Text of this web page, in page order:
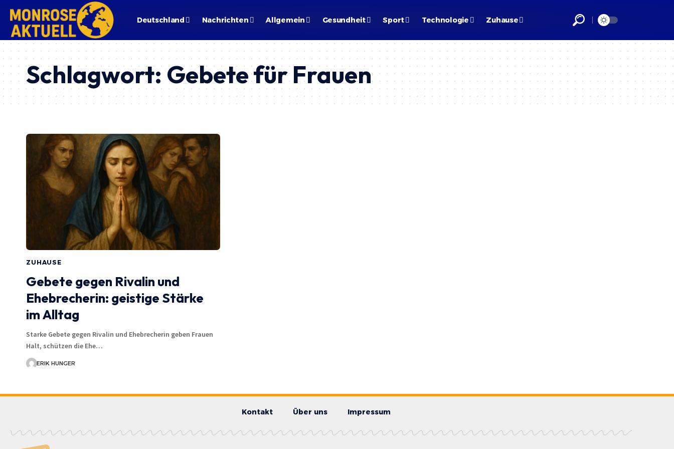
Deutschland Nachrichten Allgemein Gesundheit Sport Technologie Zuhause
Schlagwort:Gebete für Frauen
ZUHAUSE
Gebete gegen Rivalin und
Ehebrecherin: geistige Stärke
im Alltag
Starke Gebete gegen Rivalin und Ehebrecherin geben Frauen
Halt, schützen die Ehe…
ERIK HUNGER
Kontakt Über uns Impressum